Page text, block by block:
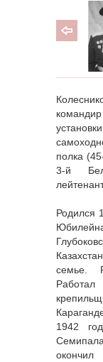
полка
3-й
Родился
семье.
Работал
1942